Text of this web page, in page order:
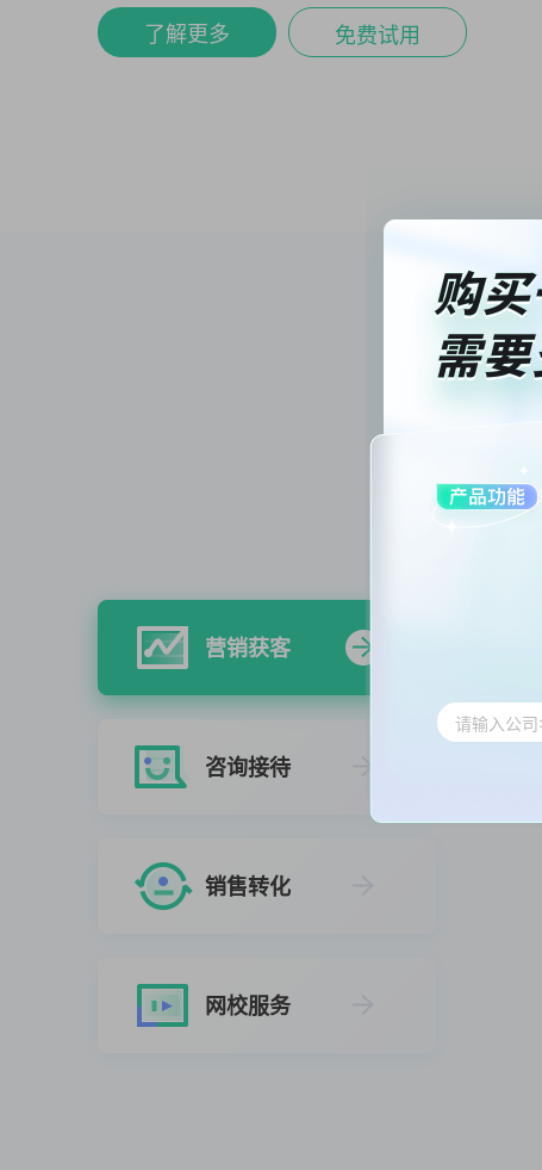
了解更多 免费试用
营销获客
咨询接待
销售转化
网校服务